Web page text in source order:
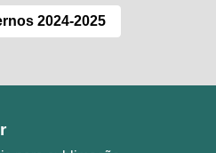
2024-2025